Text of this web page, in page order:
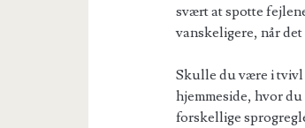
svært at spotte
vanskeligere, når
Skulle du være i tvivl
hjemmeside, hvor
forskellige